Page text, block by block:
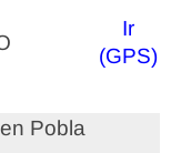
Ir
(GPS)
en Pobla